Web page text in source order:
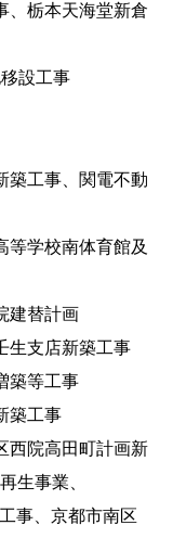
、栃本天海堂新倉
設工事
築工事、関電不動
等学校南体育館及
建替計画
生支店新築工事
築等工事
築工事
西院高田町計画新
生事業、
事、京都市南区